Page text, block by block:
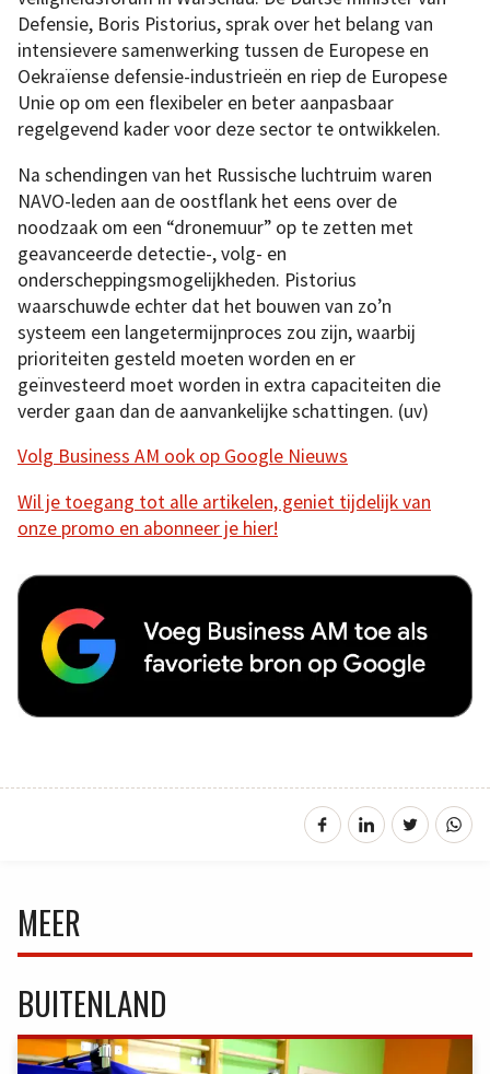
Defensie, Boris Pistorius, sprak over het belang van
intensievere samenwerking tussen de Europese en
Oekraïense defensie-industrieën en riep de Europese
Unie op om een flexibeler en beter aanpasbaar
regelgevend kader voor deze sector te ontwikkelen.
Na schendingen van het Russische luchtruim waren
NAVO-leden aan de oostflank het eens over de
noodzaak om een “dronemuur” op te zetten met
geavanceerde detectie-, volg- en
onderscheppingsmogelijkheden. Pistorius
waarschuwde echter dat het bouwen van zo’n
systeem een langetermijnproces zou zijn, waarbij
prioriteiten gesteld moeten worden en er
geïnvesteerd moet worden in extra capaciteiten die
verder gaan dan de aanvankelijke schattingen. (uv)
Volg Business AM ook op Google Nieuws
Wil je toegang tot alle artikelen, geniet tijdelijk van
onze promo en abonneer je hier!
MEER
BUITENLAND